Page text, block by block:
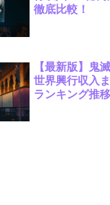
徹底比較！
【最新版】鬼
世界興行収入
ランキング推